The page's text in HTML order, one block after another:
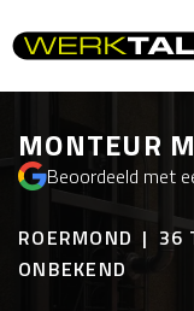
MONTEUR
Beoordeeld met
ROERMOND
36
ONBEKEND